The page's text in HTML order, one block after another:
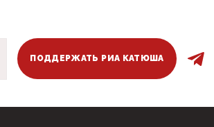
ПОДДЕРЖАТЬ РИА КАТЮША